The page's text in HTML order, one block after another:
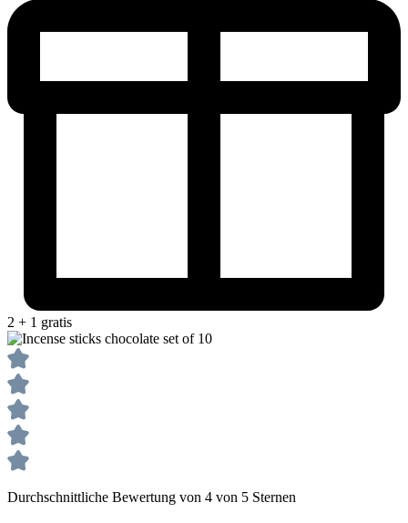
2 + 1 gratis
Durchschnittliche Bewertung von 4 von 5 Sternen